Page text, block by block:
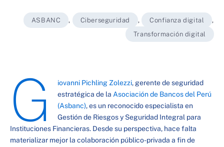
ASBANC , Ciberseguridad , Confianza digital
,
Transformación digital
G iovanni Pichling Zolezzi, gerente de seguridad
estratégica de la Asociación de Bancos del Perú
(Asbanc), es un reconocido especialista en
Gestión de Riesgos y Seguridad Integral para
Instituciones Financieras. Desde su perspectiva, hace falta
materializar mejor la colaboración público-privada a fin de